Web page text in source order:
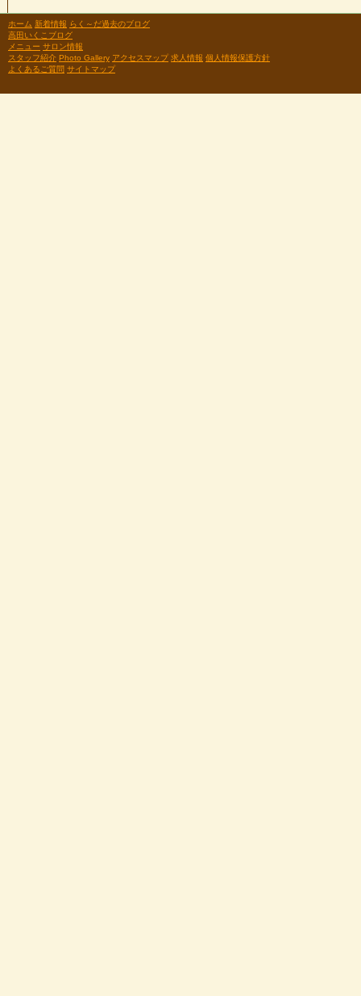
ホーム 新着情報 らく～だ過去のブログ
高田いくこブログ
メニュー サロン情報
スタッフ紹介 Photo Gallery アクセスマップ 求人情報 個人情報保護方針
よくあるご質問 サイトマップ